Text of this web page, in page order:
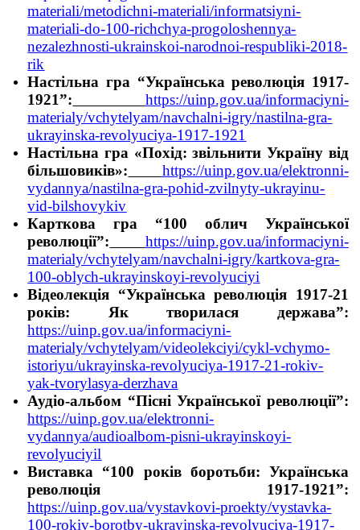
materiali/metodichni-materiali/informatsiyni-
materiali-do-100-richchya-progoloshennya-
nezalezhnosti-ukrainskoi-narodnoi-respubliki-2018-
rik
Настільна гра “Українська революція 1917-
1921”:
https://uinp.gov.ua/informaciyni-
materialy/vchytelyam/navchalni-igry/nastilna-gra-
ukrayinska-revolyuciya-1917-1921
Настільна гра «Похід: звільнити Україну від
більшовиків»:
https://uinp.gov.ua/elektronni-
vydannya/nastilna-gra-pohid-zvilnyty-ukrayinu-
vid-bilshovykiv
Карткова гра “100 облич Української
революції”:
https://uinp.gov.ua/informaciyni-
materialy/vchytelyam/navchalni-igry/kartkova-gra-
100-oblych-ukrayinskoyi-revolyuciyi
Відеолекція “Українська революція 1917-21
років: Як творилася держава”:
https://uinp.gov.ua/informaciyni-
materialy/vchytelyam/videolekciyi/cykl-vchymo-
istoriyu/ukrayinska-revolyuciya-1917-21-rokiv-
yak-tvorylasya-derzhava
Аудіо-альбом “Пісні Української революції”:
https://uinp.gov.ua/elektronni-
vydannya/audioalbom-pisni-ukrayinskoyi-
revolyuciyil
Виставка “100 років боротьби: Українська
революція 1917-1921”:
https://uinp.gov.ua/vystavkovi-proekty/vystavka-
100-rokiv-borotby-ukrayinska-revolyuciya-1917-